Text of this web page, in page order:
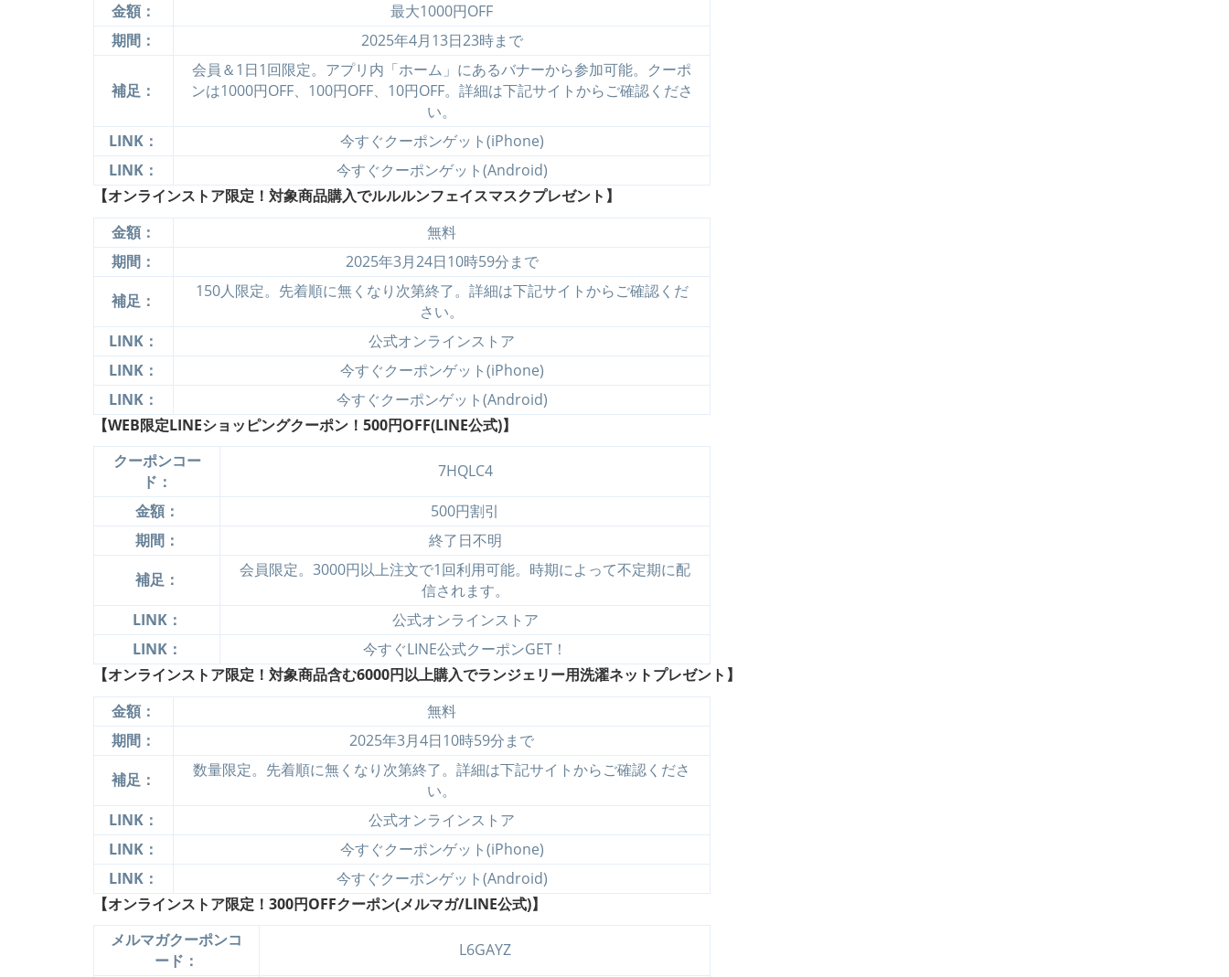
金額：
最大1000円OFF
期間：
2025年4月13日23時まで
補足：
会員＆1日1回限定。アプリ内「ホーム」にあるバナーから参加可能。クーポ
ンは1000円OFF、100円OFF、10円OFF。詳細は下記サイトからご確認くださ
い。
LINK：
今すぐクーポンゲット(iPhone)
LINK：
今すぐクーポンゲット(Android)
【オンラインストア限定！対象商品購入でルルルンフェイスマスクプレゼント】
金額：
無料
期間：
2025年3月24日10時59分まで
補足：
150人限定。先着順に無くなり次第終了。詳細は下記サイトからご確認くだ
さい。
LINK：
公式オンラインストア
LINK：
今すぐクーポンゲット(iPhone)
LINK：
今すぐクーポンゲット(Android)
【WEB限定LINEショッピングクーポン！500円OFF(LINE公式)】
クーポンコー
ド：
7HQLC4
金額：
500円割引
期間：
終了日不明
補足：
会員限定。3000円以上注文で1回利用可能。時期によって不定期に配
信されます。
LINK：
公式オンラインストア
LINK：
今すぐLINE公式クーポンGET！
【オンラインストア限定！対象商品含む6000円以上購入でランジェリー用洗濯ネットプレゼント】
金額：
無料
期間：
2025年3月4日10時59分まで
補足：
数量限定。先着順に無くなり次第終了。詳細は下記サイトからご確認くださ
い。
LINK：
公式オンラインストア
LINK：
今すぐクーポンゲット(iPhone)
LINK：
今すぐクーポンゲット(Android)
【オンラインストア限定！300円OFFクーポン(メルマガ/LINE公式)】
メルマガクーポンコ
ード：
L6GAYZ